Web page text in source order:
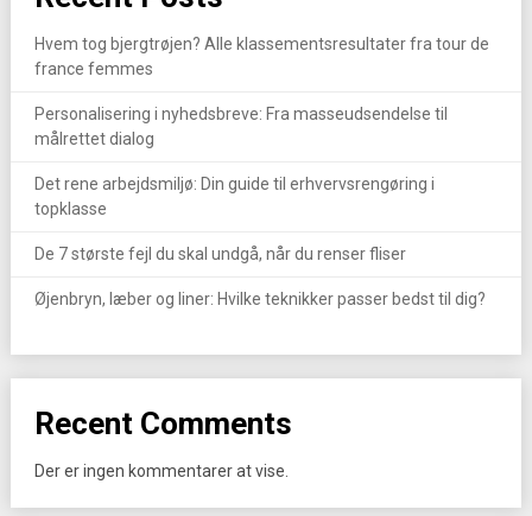
Hvem tog bjergtrøjen? Alle klassementsresultater fra tour de
france femmes
Personalisering i nyhedsbreve: Fra masseudsendelse til
målrettet dialog
Det rene arbejdsmiljø: Din guide til erhvervsrengøring i
topklasse
De 7 største fejl du skal undgå, når du renser fliser
Øjenbryn, læber og liner: Hvilke teknikker passer bedst til dig?
Recent Comments
Der er ingen kommentarer at vise.